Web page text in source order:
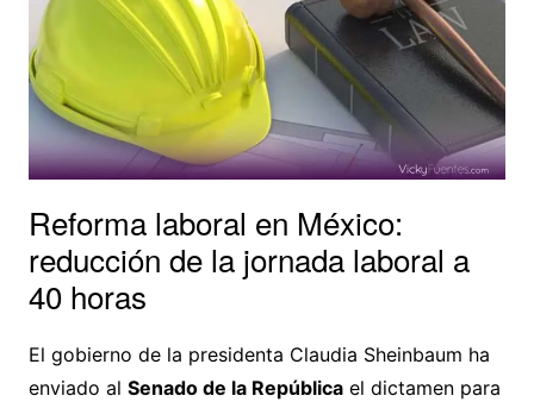
Reforma laboral en México:
reducción de la jornada laboral a
40 horas
El gobierno de la presidenta Claudia Sheinbaum ha
enviado al Senado de la Repúblicael dictamen para